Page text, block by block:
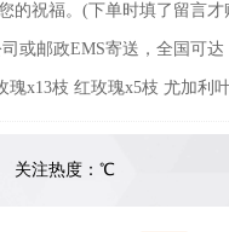
的祝福。(下单时填了留言才
或邮政EMS寄送，全国可达
x13枝 红玫瑰x5枝 尤加利叶
关注热度： ℃